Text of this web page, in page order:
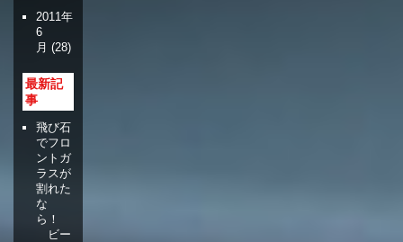
2011年
6
月 (28)
最新記
事
飛び石
でフロ
ントガ
ラスが
割れた
な
ら！
ビー